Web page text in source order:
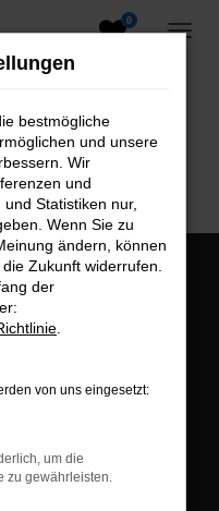
0
bestmögliche
und unsere
Wir
und
Statistiken nur,
Wenn Sie zu
ändern, können
Zukunft widerrufen.
der
von uns eingesetzt:
um die
zu gewährleisten.